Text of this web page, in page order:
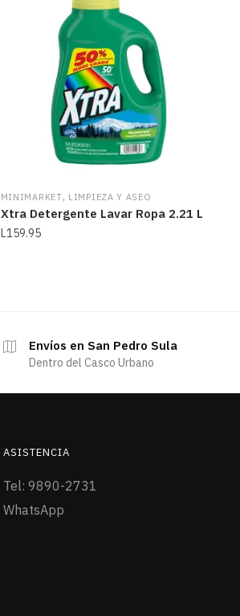
MINIMARKET, LIMPIEZA Y ASEO
Xtra Detergente Lavar Ropa 2.21 L
L159.95
Envíos en San Pedro Sula
Dentro del Casco Urbano
ASISTENCIA
Tel: 9890-2731
WhatsApp